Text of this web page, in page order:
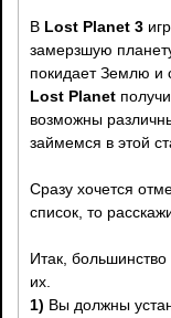
В Lost Planet 3
замерзшую
покидает Землю и
Lost Planet
возможны
займемся в этой
Сразу хочется
список, то
Итак,
их.
1) Вы должны